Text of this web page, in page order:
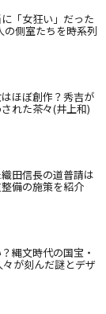
「女狂い」だった
の側室たちを時系列
ほぼ創作？秀吉が
れた茶々(井上和)
田信長の道普請は
備の施策を紹介
縄文時代の国宝・
が刻んだ謎とデザ